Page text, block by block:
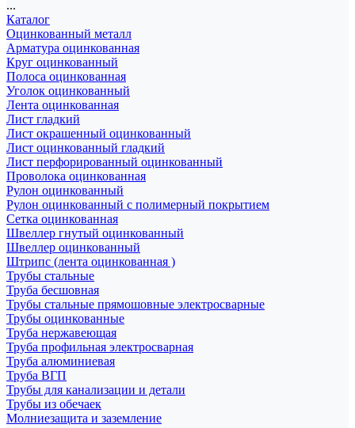
...
Каталог
Оцинкованный металл
Арматура оцинкованная
Круг оцинкованный
Полоса оцинкованная
Уголок оцинкованный
Лента оцинкованная
Лист гладкий
Лист окрашенный оцинкованный
Лист оцинкованный гладкий
Лист перфорированный оцинкованный
Проволока оцинкованная
Рулон оцинкованный
Рулон оцинкованный с полимерный покрытием
Сетка оцинкованная
Швеллер гнутый оцинкованный
Швеллер оцинкованный
Штрипс (лента оцинкованная )
Трубы стальные
Труба бесшовная
Трубы стальные прямошовные электросварные
Трубы оцинкованные
Труба нержавеющая
Труба профильная электросварная
Труба алюминиевая
Труба ВГП
Трубы для канализации и детали
Трубы из обечаек
Молниезащита и заземление